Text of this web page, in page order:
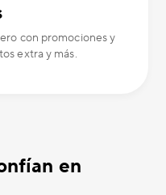
con promociones y
extra y más.
en